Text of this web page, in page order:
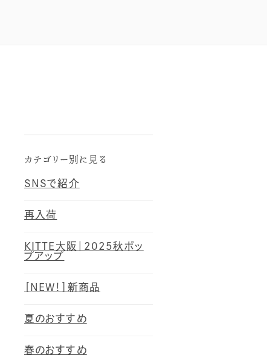
カテゴリー別に見る
SNSで紹介
再入荷
KITTE大阪｜2025秋ポッ
プアップ
［NEW！］新商品
夏のおすすめ
春のおすすめ